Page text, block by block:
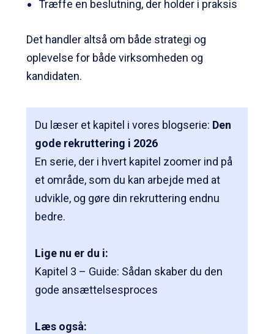
Træffe en beslutning, der holder i praksis
Det handler altså om både strategi og
oplevelse for både virksomheden og
kandidaten.
Du læser et kapitel i vores blogserie: Den
gode rekruttering i 2026
En serie, der i hvert kapitel zoomer ind på
et område, som du kan arbejde med at
udvikle, og gøre din rekruttering endnu
bedre.
Lige nu er du i:
Kapitel 3 – Guide: Sådan skaber du den
gode ansættelsesproces
Læs også: